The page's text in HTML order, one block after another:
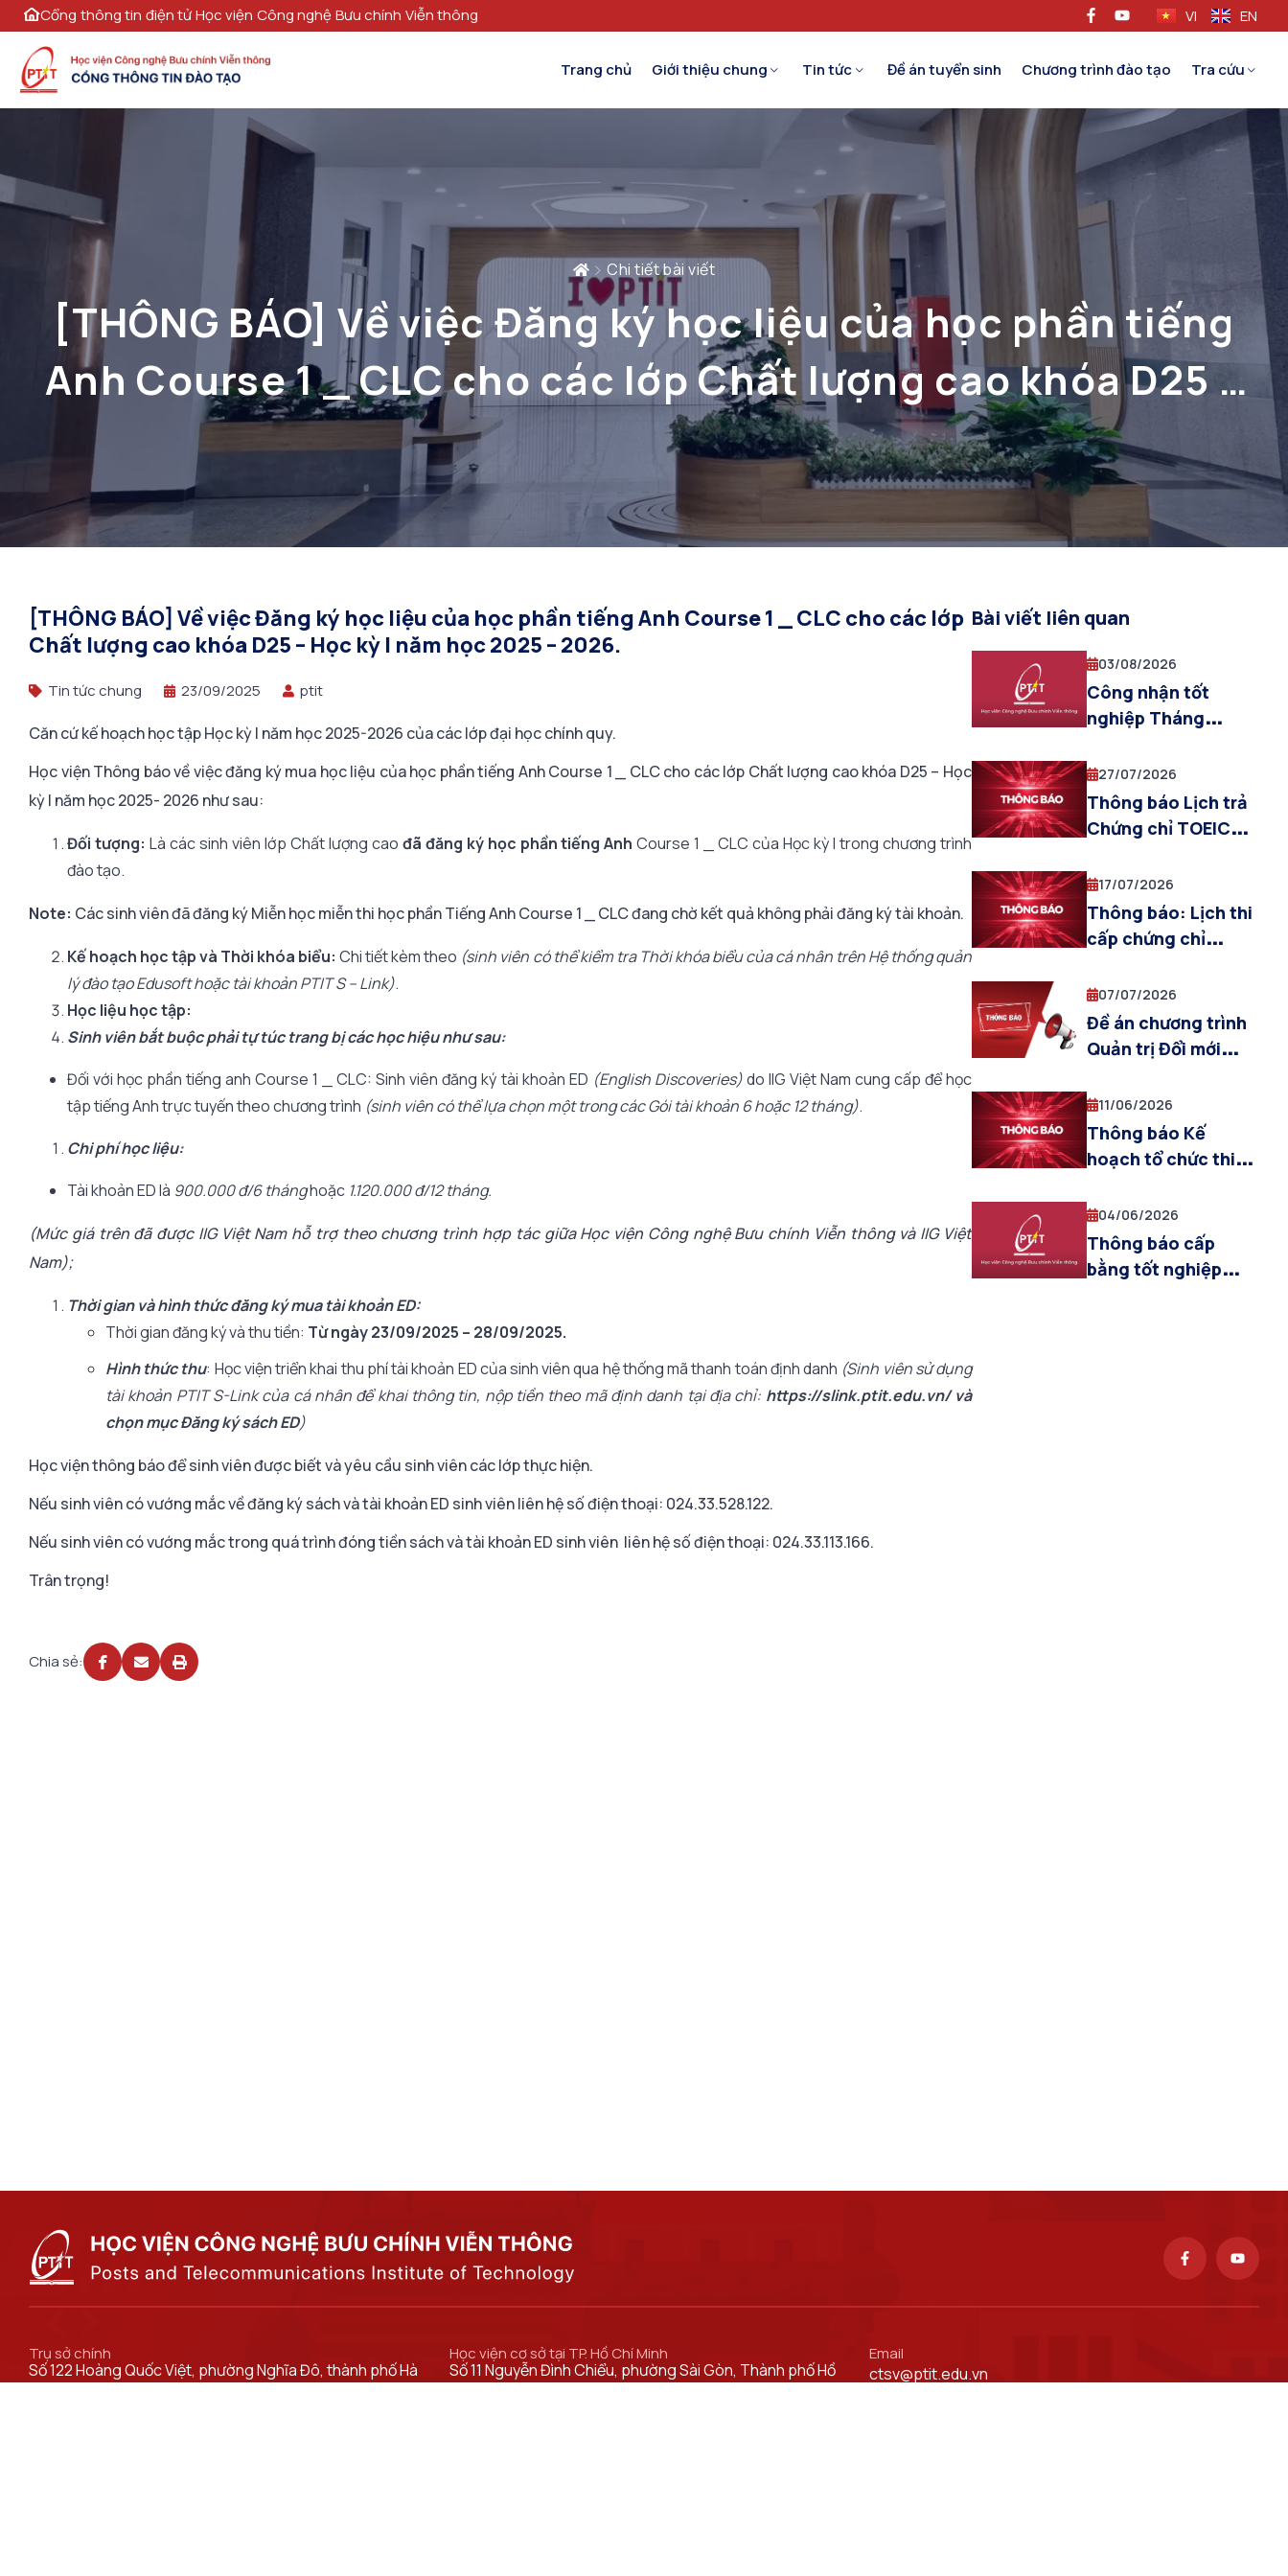
Cổng thông tin điện tử Học viện Công nghệ Bưu chính Viễn thông VI EN
Trang chủ Giới thiệu chung Tin tức Đề án tuyển sinh Chương trình đào tạo Tra cứu
Chi tiết bài viết
[THÔNG BÁO] Về việc Đăng ký học liệu của học phần tiếng
Anh Course 1 _ CLC cho các lớp Chất lượng cao khóa D25 –
Học kỳ I năm học 2025 – 2026.
[THÔNG BÁO] Về việc Đăng ký học liệu của học phần tiếng Anh Course 1 _ CLC cho các lớp
Chất lượng cao khóa D25 – Học kỳ I năm học 2025 – 2026.
Tin tức chung 23/09/2025 ptit
Căn cứ kế hoạch học tập Học kỳ I năm học 2025-2026 của các lớp đại học chính quy.
Học viện Thông báo về việc đăng ký mua học liệu của học phần tiếng Anh Course 1 _ CLC cho các lớp Chất lượng cao khóa D25 – Học
kỳ I năm học 2025- 2026 như sau:
Đối tượng: Là các sinh viên lớp Chất lượng cao đã đăng ký học phần tiếng Anh Course 1 _ CLC của Học kỳ I trong chương trình
đào tạo.
Note: Các sinh viên đã đăng ký Miễn học miễn thi học phần Tiếng Anh Course 1 _ CLC đang chờ kết quả không phải đăng ký tài khoản.
Kế hoạch học tập và Thời khóa biểu: Chi tiết kèm theo (sinh viên có thể kiểm tra Thời khóa biểu của cá nhân trên Hệ thống quản
lý đào tạo Edusoft hoặc tài khoản PTIT S – Link).
Học liệu học tập:
Sinh viên bắt buộc phải tự túc trang bị các học hiệu như sau:
Đối với học phần tiếng anh Course 1 _ CLC: Sinh viên đăng ký tài khoản ED (English Discoveries)do IIG Việt Nam cung cấp để học
tập tiếng Anh trực tuyến theo chương trình (sinh viên có thể lựa chọn một trong các Gói tài khoản 6 hoặc 12 tháng).
Chi phí học liệu:
Tài khoản ED là 900.000 đ/6 thánghoặc 1.120.000 đ/12 tháng.
(Mức giá trên đã được IIG Việt Nam hỗ trợ theo chương trình hợp tác giữa Học viện Công nghệ Bưu chính Viễn thông và IIG Việt
Nam);
Thời gian và hình thức đăng ký mua tài khoản ED:
Thời gian đăng ký và thu tiền: Từ ngày 23/09/2025 – 28/09/2025.
Hình thức thu: Học viện triển khai thu phí tài khoản ED của sinh viên qua hệ thống mã thanh toán định danh (Sinh viên sử dụng
tài khoản PTIT S-Link của cá nhân để khai thông tin, nộp tiền theo mã định danh tại địa chỉ: https://slink.ptit.edu.vn/ và
chọn mục Đăng ký sách ED)
Học viện thông báo để sinh viên được biết và yêu cầu sinh viên các lớp thực hiện.
Nếu sinh viên có vướng mắc về đăng ký sách và tài khoản ED sinh viên liên hệ số điện thoại: 024.33.528.122.
Nếu sinh viên có vướng mắc trong quá trình đóng tiền sách và tài khoản ED sinh viên liên hệ số điện thoại: 024.33.113.166.
Trân trọng!
Chia sẻ:
Bài viết liên quan
03/08/2026
Công nhận tốt
nghiệp Tháng
27/07/2026
Thông báo Lịch trả
Chứng chỉ TOEIC
ngày 19/07/2026)
17/07/2026
Thông báo: Lịch thi
cấp chứng chỉ
thi tháng 07/2026)
07/07/2026
Đề án chương trình
Quản trị Đổi mới
nghiệp
11/06/2026
Thông báo Kế
hoạch tổ chức thi
quốc tế (đợt thi
tháng 07/2026)
04/06/2026
Thông báo cấp
bằng tốt nghiệp
Trụ sở chính
Số 122 Hoàng Quốc Việt, phường Nghĩa Đô, thành phố Hà
Nội.
Học viện cơ sở tại TP. Hồ Chí Minh
Số 11 Nguyễn Đình Chiểu, phường Sài Gòn, Thành phố Hồ
Chí Minh.
Email
ctsv@ptit.edu.vn